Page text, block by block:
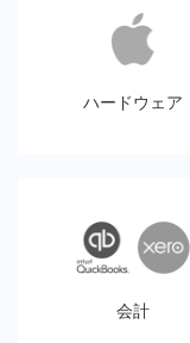
ハードウェア
会計